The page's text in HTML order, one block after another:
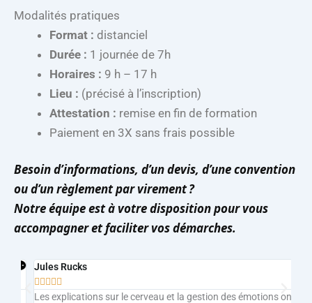
Modalités pratiques
Format : distanciel
Durée : 1 journée de 7h
Horaires : 9 h – 17 h
Lieu : (précisé à l’inscription)
Attestation : remise en fin de formation
Paiement en 3X sans frais possible
Besoin d’informations, d’un devis, d’une convention
ou d’un règlement par virement ?
Notre équipe est à votre disposition pour vous
accompagner et faciliter vos démarches.
Jules Rucks

Les explications sur le cerveau et la gestion des émotions ont